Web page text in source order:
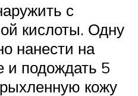
с
кислоты. Одну
нанести на
и подождать 5
кожу